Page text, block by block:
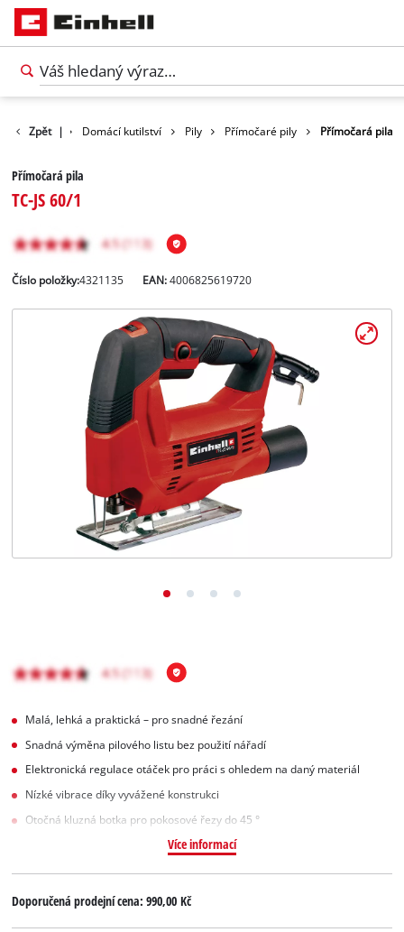
čeština
Zpět |
Produkty Domácí kutilství Pily Přímočaré pily Přímočará pila
Přímočará pila
TC-JS 60/1
Číslo položky:4321135 EAN:4006825619720
Malá, lehká a praktická – pro snadné řezání
Snadná výměna pilového listu bez použití nářadí
Elektronická regulace otáček pro práci s ohledem na daný materiál
Nízké vibrace díky vyvážené konstrukci
Otočná kluzná botka pro pokosové řezy do 45 °
Více informací
Doporučená prodejní cena:990,00 Kč